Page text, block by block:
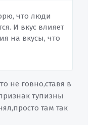
что люди
И вкус влияет
на вкусы, что
не говно,ставя в
тупизны
там так